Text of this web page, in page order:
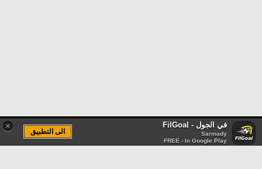
× في الجول - FilGoal
Sarmady
FREE - In Google Play
الى التطبيق